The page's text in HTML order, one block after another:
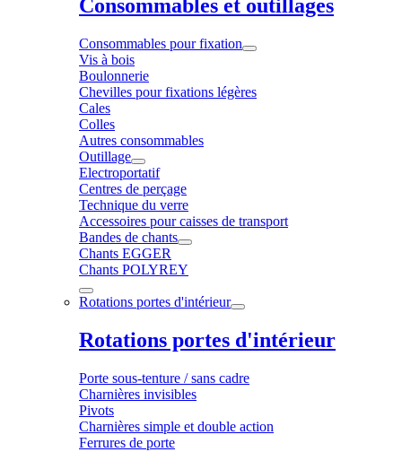
Consommables et outillages
Consommables pour fixation
Vis à bois
Boulonnerie
Chevilles pour fixations légères
Cales
Colles
Autres consommables
Outillage
Electroportatif
Centres de perçage
Technique du verre
Accessoires pour caisses de transport
Bandes de chants
Chants EGGER
Chants POLYREY
Rotations portes d'intérieur
Rotations portes d'intérieur
Porte sous-tenture / sans cadre
Charnières invisibles
Pivots
Charnières simple et double action
Ferrures de porte